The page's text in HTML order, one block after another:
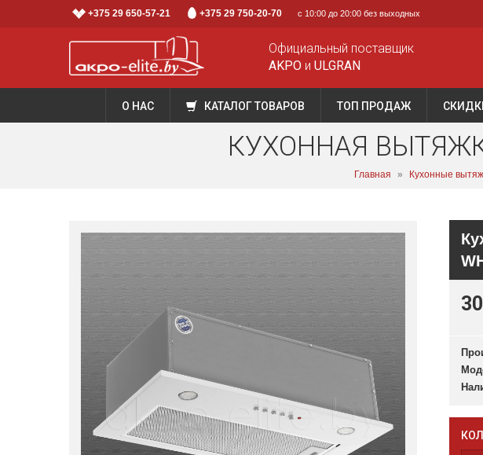
+375 29 650-57-21 +375 29 750-20-70 с 10:00 до 20:00 без выходных
Официальный поставщик
AKPO и ULGRAN
О НАС КАТАЛОГ ТОВАРОВ ТОП ПРОДАЖ
КУХОННАЯ
Главная » Кухонные